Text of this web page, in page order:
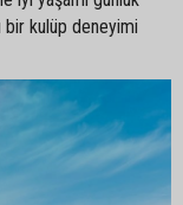
bir kulüp deneyimi